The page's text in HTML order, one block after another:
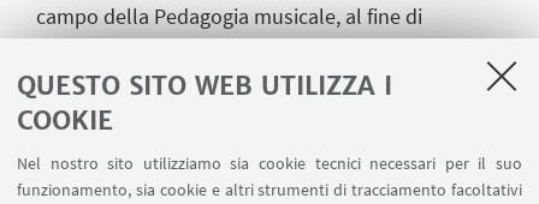
QUESTO SITO WEB UTILIZZA I
COOKIE
Nel nostro sito utilizziamo sia cookie tecnici necessari per il suo
funzionamento, sia cookie e altri strumenti di tracciamento facoltativi
campo della Pedagogia musicale, al fine di
nell’apprendimento della musica, con riferimento
alla lezione insostituibile dei “classici” nella